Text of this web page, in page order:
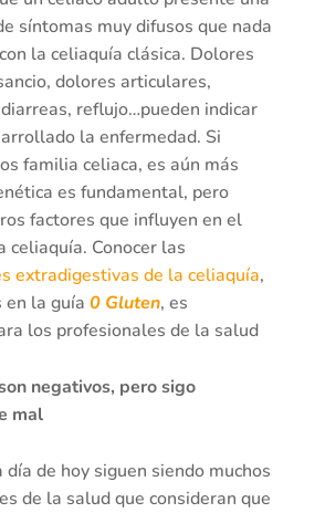
síntomas muy difusos que nada
la celiaquía clásica. Dolores
dolores articulares,
reflujo…pueden indicar
la enfermedad. Si
familia celiaca, es aún más
es fundamental, pero
factores que influyen en el
celiaquía. Conocer las
extradigestivas de la celiaquía,
en la guía 0 Gluten, es
los profesionales de la salud
negativos, pero sigo
mal
día de hoy siguen siendo muchos
de la salud que consideran que